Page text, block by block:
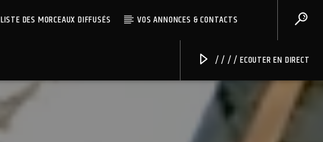
LISTE DES MORCEAUX DIFFUSÉS VOS ANNONCES & CONTACTS
/ / / / ECOUTER EN DIRECT